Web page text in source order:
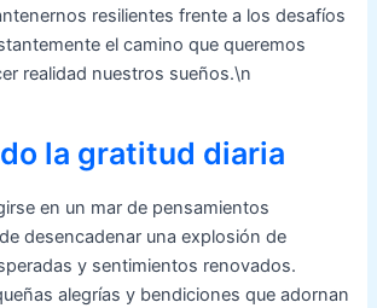
resilientes frente a los desafíos
el camino que queremos
realidad nuestros sueños.\n
la gratitud diaria
en un mar de pensamientos
desencadenar una explosión de
y sentimientos renovados.
alegrías y bendiciones que adornan